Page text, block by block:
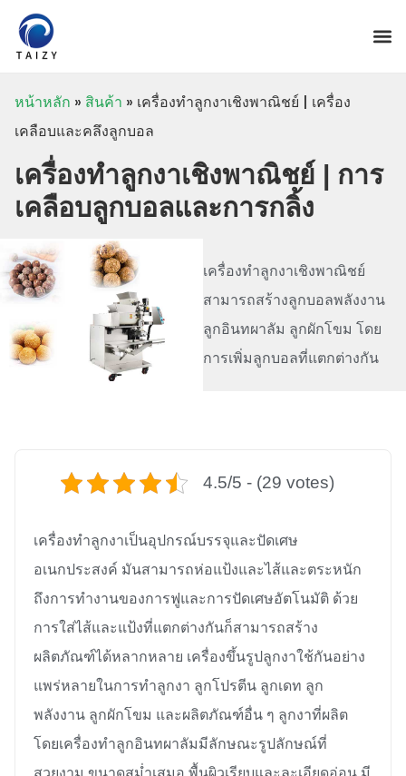
หน้าหลัก » สินค้า » เครื่องทำลูกงาเชิงพาณิชย์ | เครื่อง
เคลือบและคลึงลูกบอล
เครื่องทำลูกงาเชิงพาณิชย์ | การ
เคลือบลูกบอลและการกลิ้ง
เครื่องทำลูกงาเชิงพาณิชย์
สามารถสร้างลูกบอลพลังงาน
ลูกอินทผาลัม ลูกผักโขม โดย
การเพิ่มลูกบอลที่แตกต่างกัน
4.5/5 - (29 votes)
เครื่องทำลูกงาเป็นอุปกรณ์บรรจุและปัดเศษ
อเนกประสงค์ มันสามารถห่อแป้งและไส้และตระหนัก
ถึงการทำงานของการฟูและการปัดเศษอัตโนมัติ ด้วย
การใส่ไส้และแป้งที่แตกต่างกันก็สามารถสร้าง
ผลิตภัณฑ์ได้หลากหลาย เครื่องขึ้นรูปลูกงาใช้กันอย่าง
แพร่หลายในการทำลูกงา ลูกโปรตีน ลูกเดท ลูก
พลังงาน ลูกผักโขม และผลิตภัณฑ์อื่น ๆ ลูกงาที่ผลิต
โดยเครื่องทำลูกอินทผาลัมมีลักษณะรูปลักษณ์ที่